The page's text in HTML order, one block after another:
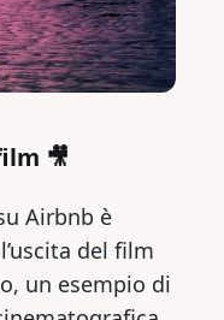
🎥
Airbnb è
del film
un esempio di